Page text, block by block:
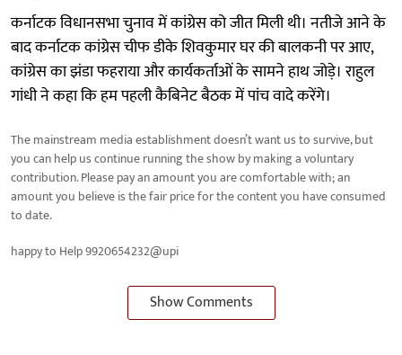
कर्नाटक विधानसभा चुनाव में कांग्रेस को जीत मिली थी। नतीजे आने के
बाद कर्नाटक कांग्रेस चीफ डीके शिवकुमार घर की बालकनी पर आए,
कांग्रेस का झंडा फहराया और कार्यकर्ताओं के सामने हाथ जोड़े। राहुल
गांधी ने कहा कि हम पहली कैबिनेट बैठक में पांच वादे करेंगे।
The mainstream media establishment doesn’t want us to survive, but
you can help us continue running the show by making a voluntary
contribution. Please pay an amount you are comfortable with; an
amount you believe is the fair price for the content you have consumed
to date.
happy to Help 9920654232@upi
Show Comments